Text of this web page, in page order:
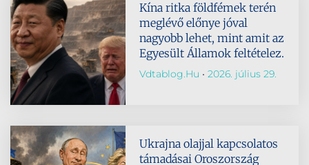
Kína ritka földfémek terén
meglévő előnye jóval
nagyobb lehet, mint amit az
Egyesült Államok feltételez.
Vdtablog.hu 2026. július 29.
Ukrajna olajjal kapcsolatos
támadásai Oroszország